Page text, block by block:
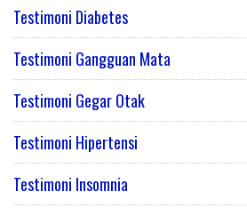
Testimoni Diabetes
Testimoni Gangguan Mata
Testimoni Gegar Otak
Testimoni Hipertensi
Testimoni Insomnia